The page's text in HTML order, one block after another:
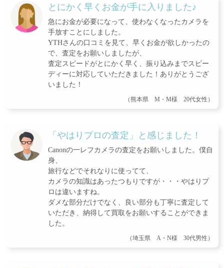
とにかく早くお金が手に入りました♪
急にお金が必要になって、使わなくなったカメラを
手放すことにしました。
YTHさんの口コミを見て、早くお金が欲しかったの
で、査定をお願いしましたが、
査定スピードがとにかく早く、振り込みまでスピー
ディーに対応していただきました！ありがとうござ
いました！
（熊本県 M・M様 20代女性）
「やはりプロの査定」と感じました！
Canonの一レフカメラの査定をお願いしました。僕自
身、
旅行などでそれなりに使ってて、
カメラの知識はあったつもりですが・・・やはりプ
ロは違いますね。
ダメな部分だけでなく、良い部分も丁寧に査定して
いただき、納得して買取をお願いすることができま
した。
（埼玉県 A・N様 30代男性）